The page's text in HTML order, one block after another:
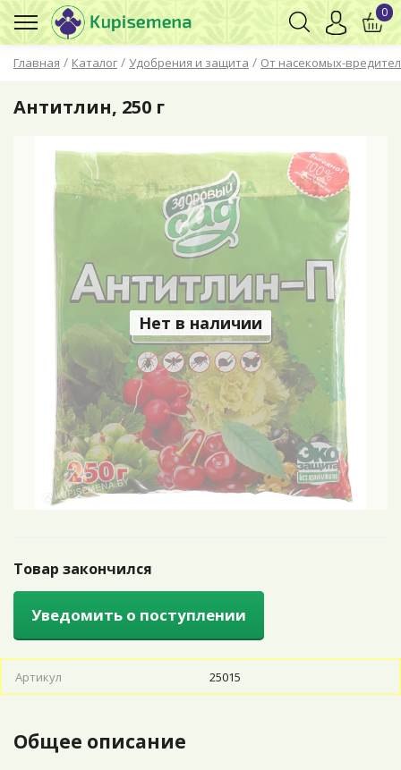
Главная / Каталог / Удобрения и защита / От насекомых-
0
Антитлин, 250 г
Нет в наличии
Товар закончился
Уведомить о поступлении
Артикул 25015
Общее описание